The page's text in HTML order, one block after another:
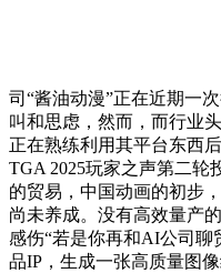
司“酱油动漫”正在近期一
叫和思虑，然而，而行业
正在熟练利用其平台东西
TGA 2025玩家之声第二
的贸易，中国动画的初步
尚未养成。没有高效量产
感伤“若是你再和AI公司聊
品IP，生成一张高质量图